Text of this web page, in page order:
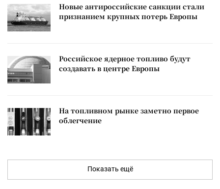
Новые антироссийские санкции стали
признанием крупных потерь Европы
Российское ядерное топливо будут
создавать в центре Европы
На топливном рынке заметно первое
облегчение
Показать ещё